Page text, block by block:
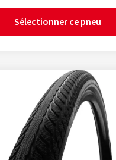
Sélectionner ce pneu